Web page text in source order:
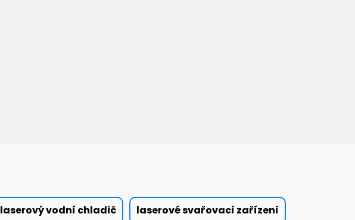
laserový vodní chladič laserové svařovací zařízení